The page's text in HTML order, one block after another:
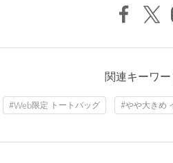
・A4サイズ（横210×縦297）曲げず
・500mlペットボトル/タンブラー
・様々なシーンに応用できるカラー
在宅勤務が定着し、通勤時はPC持
すごく便利でこれから大活躍間違
性別：女性
身長：163cm
関連キーワ
#Web限定 トートバッグ #やや大きめ